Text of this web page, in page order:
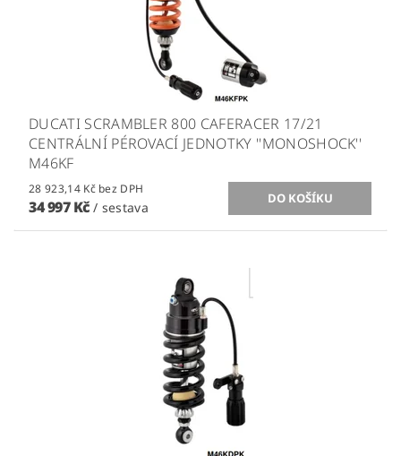
DUCATI SCRAMBLER 800 CAFERACER 17/21
CENTRÁLNÍ PÉROVACÍ JEDNOTKY ''MONOSHOCK''
M46KF
28 923,14 Kč bez DPH
34 997 Kč/ sestava